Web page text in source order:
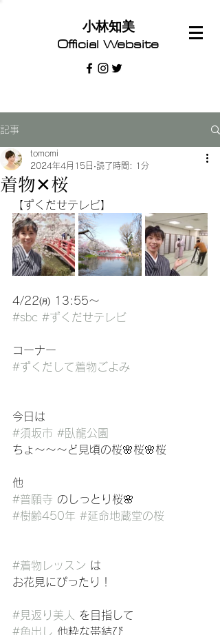
Official Website
​小林知美
記事
着物✕桜
tomomi
2024年4月15日 読了時間: 1分
【ずくだせテレビ】
4/22㈪ 13:55〜
#sbc #ずくだせテレビ
コーナー
#ずくだして着物ごよみ
今日は
#須坂市 #臥龍公園
ちょ〜〜〜ど見頃の桜🌸桜🌸桜
他
#普願寺 のしっとり桜🌸
#樹齢450年 #延命地蔵堂の桜
#着物レッスン は
お花見にぴったり！
#見返り美人
を目指して
#角出し 他粋な帯結び